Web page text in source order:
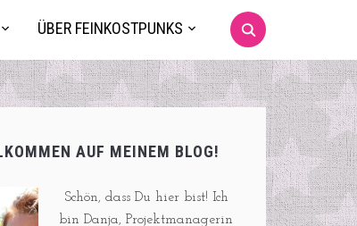
ÜBER FEINKOSTPUNKS
AUF MEINEM BLOG!
Schön, dass Du hier bist! Ich
bin Danja, Projektmanagerin